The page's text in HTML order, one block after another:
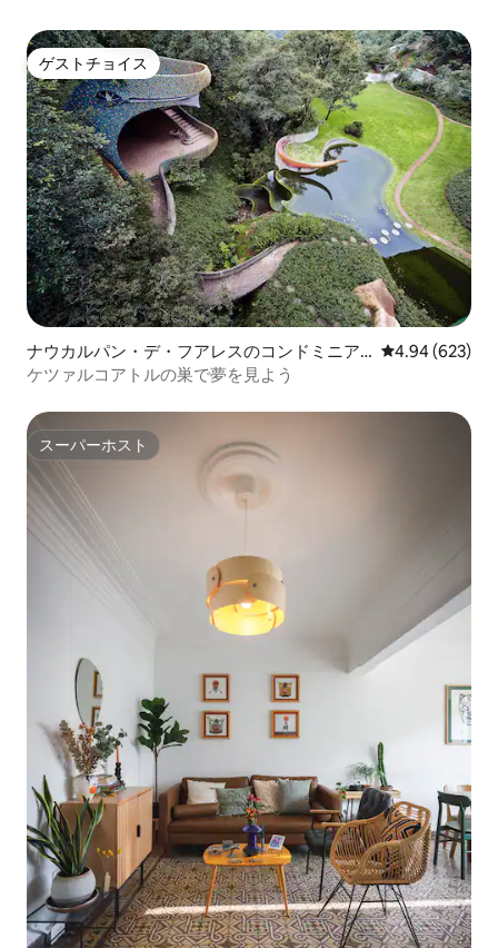
ゲストチョイス
ゲストチョイス
ナウカルパン・デ・フアレスのコンドミニア
ム
レビュー623
4.94 (623)
ケツァルコアトルの巣で夢を見よう
スーパーホスト
スーパーホスト